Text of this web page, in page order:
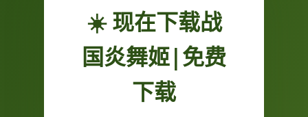
☀️ 现在下载战
国炎舞姬|免费
下载